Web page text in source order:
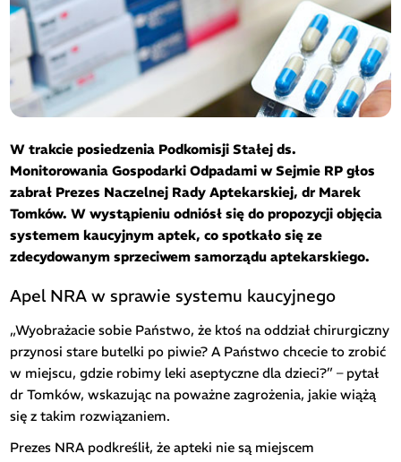
W trakcie posiedzenia Podkomisji Stałej ds.
Monitorowania Gospodarki Odpadami w Sejmie RP głos
zabrał Prezes Naczelnej Rady Aptekarskiej, dr Marek
Tomków. W wystąpieniu odniósł się do propozycji objęcia
systemem kaucyjnym aptek, co spotkało się ze
zdecydowanym sprzeciwem samorządu aptekarskiego.
Apel NRA w sprawie systemu kaucyjnego
„Wyobrażacie sobie Państwo, że ktoś na oddział chirurgiczny
przynosi stare butelki po piwie? A Państwo chcecie to zrobić
w miejscu, gdzie robimy leki aseptyczne dla dzieci?” – pytał
dr Tomków, wskazując na poważne zagrożenia, jakie wiążą
się z takim rozwiązaniem.
Prezes NRA podkreślił, że apteki nie są miejscem